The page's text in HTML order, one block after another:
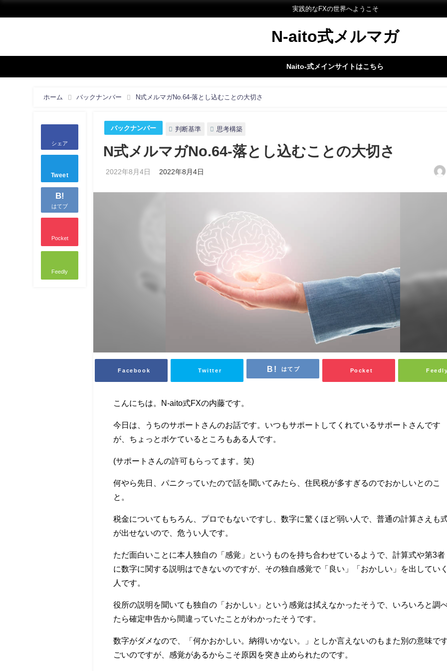
実践的なFXの世界へようこそ
N-aito式メルマガ
Naito-式メインサイトはこちら
ホーム バックナンバー N式メルマガNo.64-落とし込むことの大切さ
シェア
Tweet
B!
はてブ
Pocket
Feedly
バックナンバー 判断基準 思考構築
N式メルマガNo.64-落とし込むことの大切さ
2022年8月4日 2022年8月4日
Facebook Twitter はてブ Pocket
こんにちは。N-aito式FXの内藤です。
今日は、うちのサポートさんのお話です。いつもサポートしてくれているサポートさんです
が、ちょっとボケているところもある人です。
(サポートさんの許可もらってます。笑)
何やら先日、パニクっていたので話を聞いてみたら、住民税が多すぎるのでおかしいとのこ
と。
税金についてもちろん、プロでもないですし、数字に驚くほど弱い人で、普通の計算さえも
が出せないので、危うい人です。
ただ面白いことに本人独自の「感覚」というものを持ち合わせているようで、計算式や第3者
に数字に関する説明はできないのですが、その独自感覚で「良い」「おかしい」を出してい
人です。
役所の説明を聞いても独自の「おかしい」という感覚は拭えなかったそうで、いろいろと調
たら確定申告から間違っていたことがわかったそうです。
数字がダメなので、「何かおかしい。納得いかない。」としか言えないのもまた別の意味で
ごいのですが、感覚があるからこそ原因を突き止められたのです。